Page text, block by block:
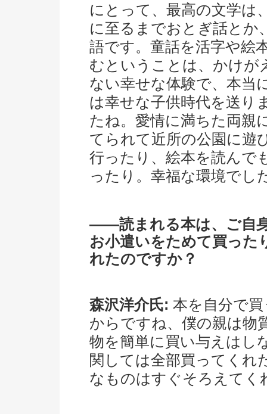
にとって、最高の文学は
に至るまでおとぎ話とか
語です。童話を活字や絵
むということは、かけが
ない幸せな体験で、本当
は幸せな子供時代を送り
たね。愛情に満ちた両親
てられて近所の公園に遊
行ったり、絵本を読んで
ったり。幸福な環境でし
――読まれる本は、ご自
お小遣いをためて買った
れたのですか？
森沢洋介氏: 本を自分で
からですね、僕の親は物
物を簡単に買い与えはし
関しては全部買ってくれ
なものはすぐそろえてく